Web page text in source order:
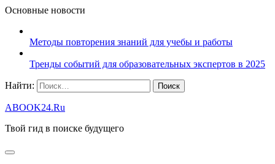
Основные новости
Методы повторения знаний для учебы и работы
Тренды событий для образовательных экспертов в 2025
Найти:
ABOOK24.Ru
Твой гид в поиске будущего